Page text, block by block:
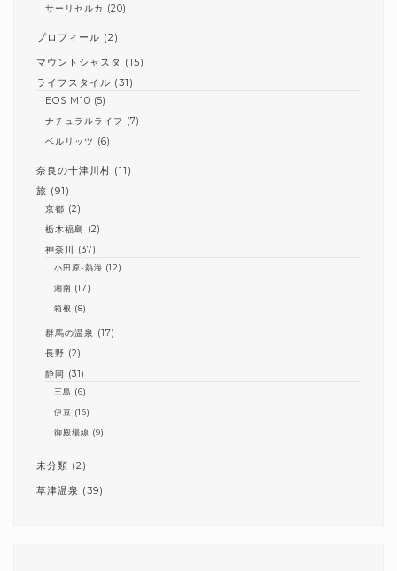
サーリセルカ (20)
プロフィール (2)
マウントシャスタ (15)
ライフスタイル (31)
EOS M10 (5)
ナチュラルライフ (7)
ベルリッツ (6)
奈良の十津川村 (11)
旅 (91)
京都 (2)
栃木福島 (2)
神奈川 (37)
小田原-熱海 (12)
湘南 (17)
箱根 (8)
群馬の温泉 (17)
長野 (2)
静岡 (31)
三島 (6)
伊豆 (16)
御殿場線 (9)
未分類 (2)
草津温泉 (39)